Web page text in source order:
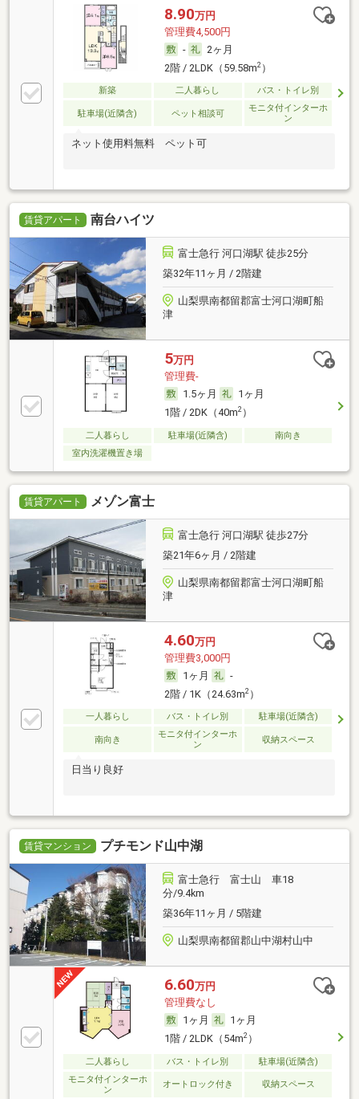
8.90万円
管理費4,500円
-
2ヶ月
2階 / 2LDK（59.58m2）
新築 二人暮らし バス・トイレ別
駐車場(近隣含) ペット相談可
モニタ付インターホ
ン
ネット使用料無料 ペット可
賃貸アパート 南台ハイツ
富士急行 河口湖駅 徒歩25分
築32年11ヶ月 / 2階建
山梨県南都留郡富士河口湖町船
津
5万円
管理費-
1.5ヶ月
1ヶ月
1階 / 2DK（40m2）
二人暮らし 駐車場(近隣含)
南向き
室内洗濯機置き場
賃貸アパート メゾン富士
富士急行 河口湖駅 徒歩27分
築21年6ヶ月 / 2階建
山梨県南都留郡富士河口湖町船
津
4.60万円
管理費3,000円
1ヶ月
-
2階 / 1K（24.63m2）
一人暮らし バス・トイレ別 駐車場(近隣含)
南向き
モニタ付インターホ
ン
収納スペース
日当り良好
賃貸マンション プチモンド山中湖
富士急行 富士山 車18
分/9.4km
築36年11ヶ月 / 5階建
山梨県南都留郡山中湖村山中
6.60万円
管理費なし
1ヶ月
1ヶ月
1階 / 2LDK（54m2）
二人暮らし バス・トイレ別
駐車場(近隣含)
モニタ付インターホ
ン
オートロック付き 収納スペース